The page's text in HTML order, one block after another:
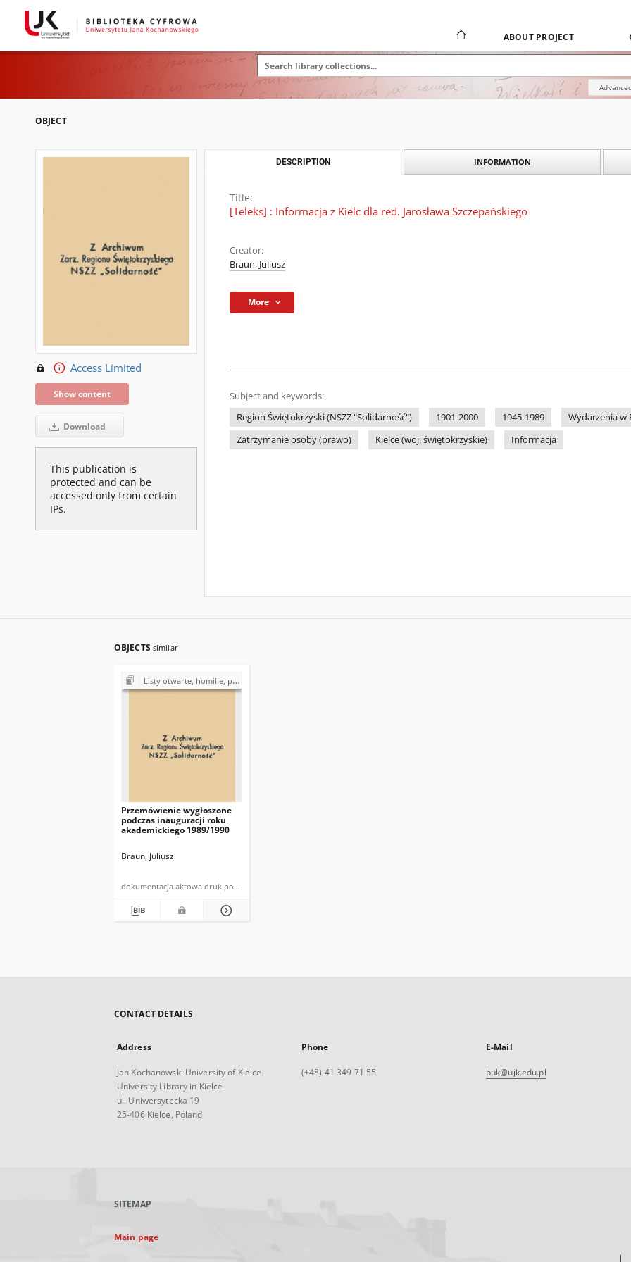
ABOUT PROJECT
OBJECT
Access Limited
Show content
Download
This publication is
protected and can be
accessed only from certain
IPs.
DESCRIPTION INFORMATION
Title:
[Teleks] : Informacja z Kielc dla red. Jarosława Szczepańskiego
Creator:
Braun, Juliusz
More
Subject and keywords:
Region Świętokrzyski (NSZZ "Solidarność")
1901-2000 1945-1989
Wydarzenia w
Zatrzymanie osoby (prawo)
Kielce (woj. świętokrzyskie) Informacja
OBJECTS similar
Listy otwarte, homilie, przemówienia z lat 1980-1989
Przemówienie wygłoszone
podczas inauguracji roku
akademickiego 1989/1990
Braun, Juliusz
dokumentacja aktowa druk powielony
CONTACT DETAILS
Address
Jan Kochanowski University of Kielce
University Library in Kielce
ul. Uniwersytecka 19
25-406 Kielce, Poland
Phone
(+48) 41 349 71 55
E-Mail
buk@ujk.edu.pl
SITEMAP
Main page